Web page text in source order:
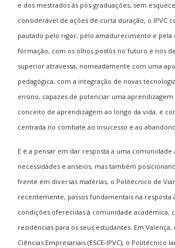
e dos mestrados às pós-graduações, sem
considerável de ações de curta duração, o IPVC
pautado pelo rigor, pelo amadurecimento e pela
formação, com os olhos postos no futuro e nos
superior atravessa, nomeadamente com uma
pedagógica, com a integração de novas
ensino, capazes de potenciar uma
conceito de aprendizagem ao longo da vida, e
centrada no combate ao insucesso e ao
E é a pensar em dar resposta a uma comunidade
necessidades e anseios, mas também
frente em diversas matérias, o Politécnico de
recentemente, passos fundamentais na resposta
condições oferecidas à comunidade académica,
residências para os seus estudantes. Em Valença,
Ciências Empresariais (ESCE-IPVC), o Politécnico